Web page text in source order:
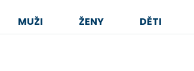
MUŽI ŽENY DĚTI